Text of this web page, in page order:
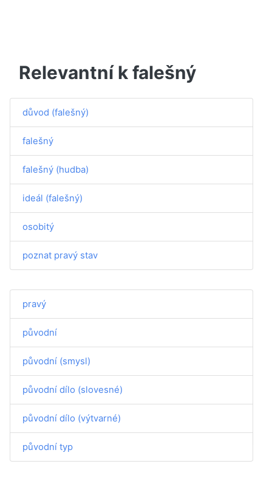
Relevantní k falešný
důvod (falešný)
falešný
falešný (hudba)
ideál (falešný)
osobitý
poznat pravý stav
pravý
původní
původní (smysl)
původní dílo (slovesné)
původní dílo (výtvarné)
původní typ